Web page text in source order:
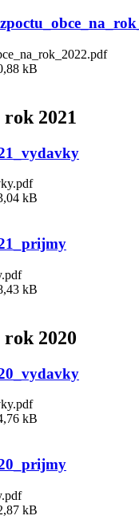
kB
rok 2021
kB
kB
rok 2020
kB
kB